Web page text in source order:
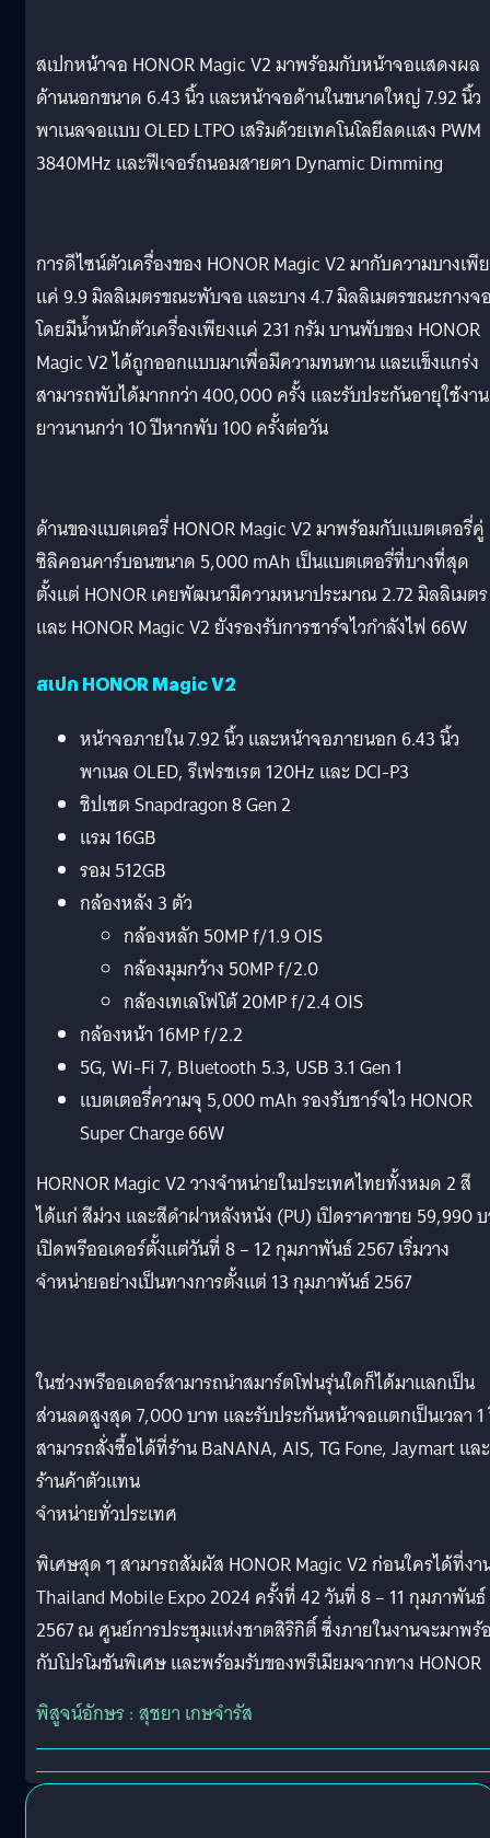
สเปกหน้าจอ HONOR Magic V2 มาพร้อมกับหน้าจอแสดงผล
ด้านนอกขนาด 6.43 นิ้ว และหน้าจอด้านในขนาดใหญ่ 7.92 นิ้ว
พาเนลจอแบบ OLED LTPO เสริมด้วยเทคโนโลยีลดแสง PWM
3840MHz และฟีเจอร์ถนอมสายตา Dynamic Dimming
การดีไซน์ตัวเครื่องของ HONOR Magic V2 มากับความบางเพี
แค่ 9.9 มิลลิเมตรขณะพับจอ และบาง 4.7 มิลลิเมตรขณะกางจ
โดยมีน้ำหนักตัวเครื่องเพียงแค่ 231 กรัม บานพับของ HONOR
Magic V2 ได้ถูกออกแบบมาเพื่อมีความทนทาน และแข็งแกร่ง
สามารถพับได้มากกว่า 400,000 ครั้ง และรับประกันอายุใช้งาน
ยาวนานกว่า 10 ปีหากพับ 100 ครั้งต่อวัน
ด้านของแบตเตอรี่ HONOR Magic V2 มาพร้อมกับแบตเตอรี่คู่
ซิลิคอนคาร์บอนขนาด 5,000 mAh เป็นแบตเตอรี่ที่บางที่สุด
ตั้งแต่ HONOR เคยพัฒนามีความหนาประมาณ 2.72 มิลลิเมตร
และ HONOR Magic V2 ยังรองรับการชาร์จไวกำลังไฟ 66W
สเปก HONOR Magic V2
หน้าจอภายใน 7.92 นิ้ว และหน้าจอภายนอก 6.43 นิ้ว
พาเนล OLED, รีเฟรชเรต 120Hz และ DCI-P3
ชิปเซต Snapdragon 8 Gen 2
แรม 16GB
รอม 512GB
กล้องหลัง 3 ตัว
กล้องหลัก 50MP f/1.9 OIS
กล้องมุมกว้าง 50MP f/2.0
กล้องเทเลโฟโต้ 20MP f/2.4 OIS
กล้องหน้า 16MP f/2.2
5G, Wi-Fi 7, Bluetooth 5.3, USB 3.1 Gen 1
แบตเตอรี่ความจุ 5,000 mAh รองรับชาร์จไว HONOR
Super Charge 66W
HORNOR Magic V2 วางจำหน่ายในประเทศไทยทั้งหมด 2 สี
ได้แก่ สีม่วง และสีดำฝาหลังหนัง (PU) เปิดราคาขาย 59,990
เปิดพรีออเดอร์ตั้งแต่วันที่ 8 – 12 กุมภาพันธ์ 2567 เริ่มวาง
จำหน่ายอย่างเป็นทางการตั้งแต่ 13 กุมภาพันธ์ 2567
ในช่วงพรีออเดอร์สามารถนำสมาร์ตโฟนรุ่นใดก็ได้มาแลกเป็น
ส่วนลดสูงสุด 7,000 บาท และรับประกันหน้าจอแตกเป็นเวลา
สามารถสั่งซื้อได้ที่ร้าน BaNANA, AIS, TG Fone, Jaymart และ
ร้านค้าตัวแทน
จำหน่ายทั่วประเทศ
พิเศษสุด ๆ สามารถสัมผัส HONOR Magic V2 ก่อนใครได้ที่งา
Thailand Mobile Expo 2024 ครั้งที่ 42 วันที่ 8 – 11 กุมภาพันธ์
2567 ณ ศูนย์การประชุมแห่งชาตสิริกิติ์ ซึ่งภายในงานจะมาพร้
กับโปรโมชันพิเศษ และพร้อมรับของพรีเมียมจากทาง HONOR
พิสูจน์อักษร : สุชยา เกษจำรัส